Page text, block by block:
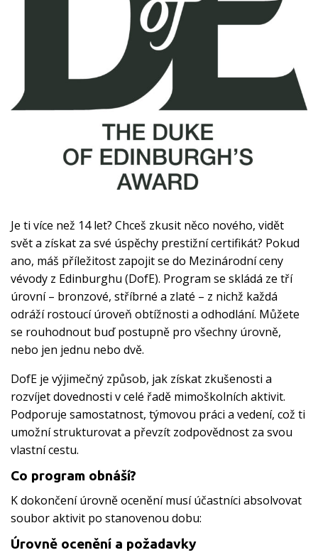
Je ti více než 14 let? Chceš zkusit něco nového, vidět
svět a získat za své úspěchy prestižní certifikát? Pokud
ano, máš příležitost zapojit se do Mezinárodní ceny
vévody z Edinburghu (DofE). Program se skládá ze tří
úrovní – bronzové, stříbrné a zlaté – z nichž každá
odráží rostoucí úroveň obtížnosti a odhodlání. Můžete
se rouhodnout buď postupně pro všechny úrovně,
nebo jen jednu nebo dvě.
DofE je výjimečný způsob, jak získat zkušenosti a
rozvíjet dovednosti v celé řadě mimoškolních aktivit.
Podporuje samostatnost, týmovou práci a vedení, což ti
umožní strukturovat a převzít zodpovědnost za svou
vlastní cestu.
Co program obnáší?
K dokončení úrovně ocenění musí účastníci absolvovat
soubor aktivit po stanovenou dobu:
Úrovně ocenění a požadavky